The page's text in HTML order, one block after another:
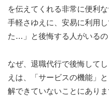
を伝えてくれる非常に便利
手軽さゆえに、安易に利用
た…」と後悔する人がいるの
なぜ、退職代行で後悔して
えは、「サービスの機能」
解できていないことにありま